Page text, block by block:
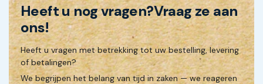
Heeft u nog vragen?Vraag ze aan
ons!
Heeft u vragen met betrekking tot uw bestelling, levering
of betalingen?
We begrijpen het belang van tijd in zaken — we reageren